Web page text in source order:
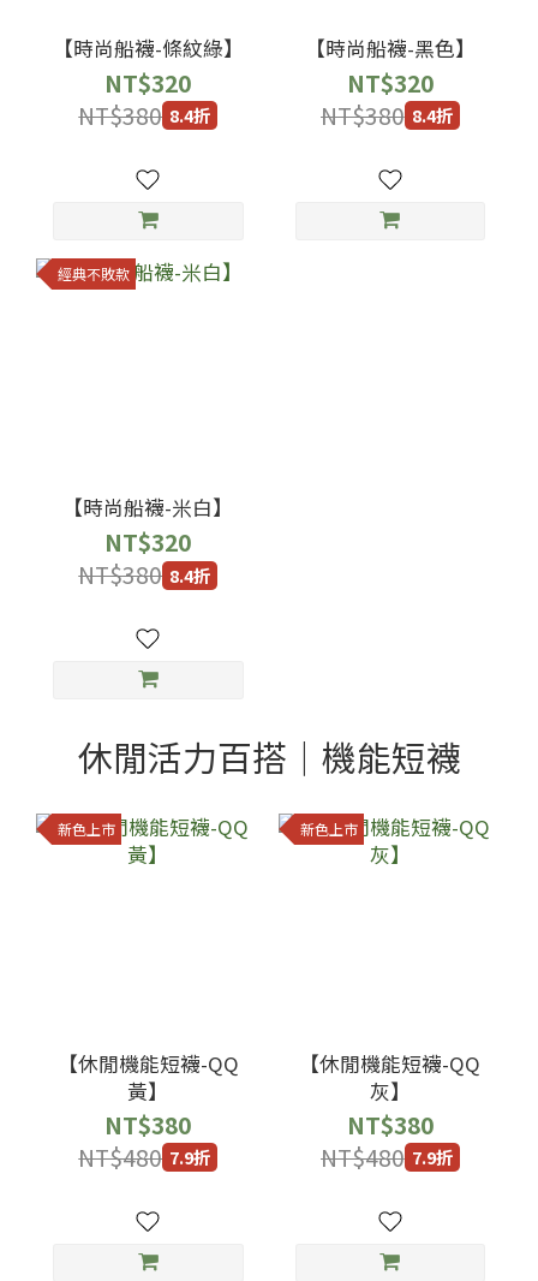
【時尚船襪-條紋綠】
NT$320
NT$380 8.4折
【時尚船襪-黑色】
NT$320
NT$380 8.4折
經典不敗款
【時尚船襪-米白】
NT$320
NT$380 8.4折
休閒活力百搭｜機能短襪
新色上市
【休閒機能短襪-QQ
黃】
NT$380
NT$480 7.9折
新色上市
【休閒機能短襪-QQ
灰】
NT$380
NT$480 7.9折